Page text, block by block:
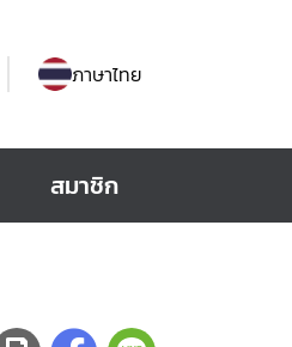
ภาษาไทย
สมาชิก